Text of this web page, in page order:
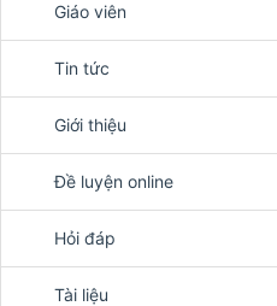
Giáo viên
Tin tức
Giới thiệu
Đề luyện online
Hỏi đáp
Tài liệu